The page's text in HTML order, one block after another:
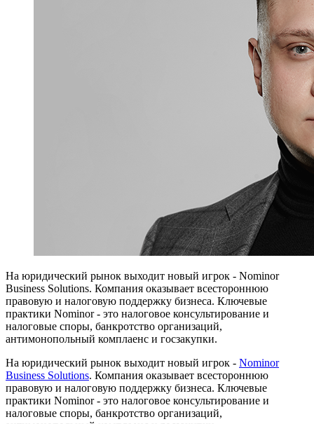
На юридический рынок выходит новый игрок - Nominor
Business Solutions. Компания оказывает всестороннюю
правовую и налоговую поддержку бизнеса. Ключевые
практики Nominor - это налоговое консультирование и
налоговые споры, банкротство организаций,
антимонопольный комплаенс и госзакупки.
На юридический рынок выходит новый игрок - Nominor
Business Solutions. Компания оказывает всестороннюю
правовую и налоговую поддержку бизнеса. Ключевые
практики Nominor - это налоговое консультирование и
налоговые споры, банкротство организаций,